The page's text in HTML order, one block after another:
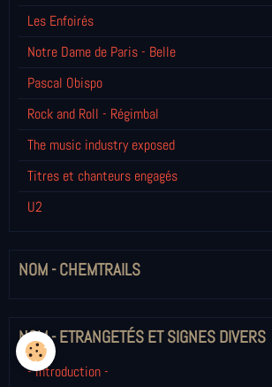
Les Enfoirés
Notre Dame de Paris - Belle
Pascal Obispo
Rock and Roll - Régimbal
The music industry exposed
Titres et chanteurs engagés
U2
NOM - CHEMTRAILS
NOM - ETRANGETÉS ET SIGNES DIVERS
- Introduction -